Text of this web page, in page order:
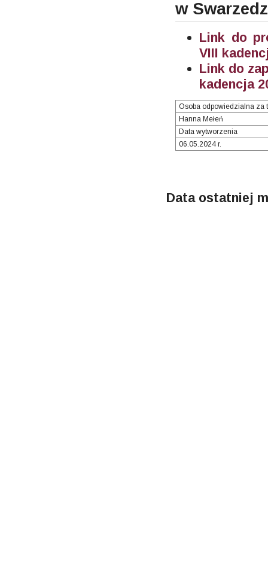
w
Link do
VIII
Link do
kadencja
Osoba odpowiedzialna za
Hanna Mełeń
Data wytworzenia
06.05.2024 r.
Data ostatniej